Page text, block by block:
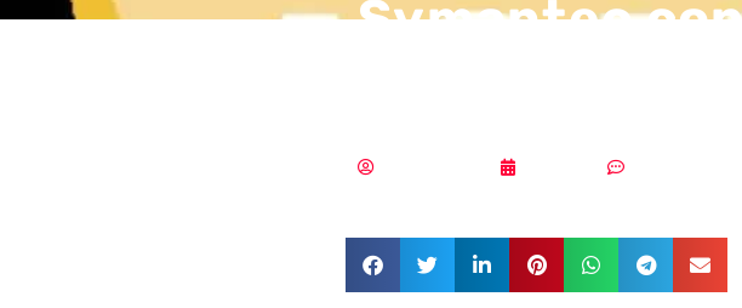
Symantec